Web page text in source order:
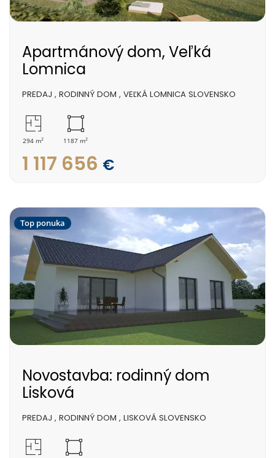
Apartmánový dom, Veľká
Lomnica
PREDAJ , RODINNÝ DOM , VEĽKÁ LOMNICA SLOVENSKO
294 m2 1187 m2
1 117 656 €
Top ponuka
Novostavba: rodinný dom
Lisková
PREDAJ , RODINNÝ DOM , LISKOVÁ SLOVENSKO